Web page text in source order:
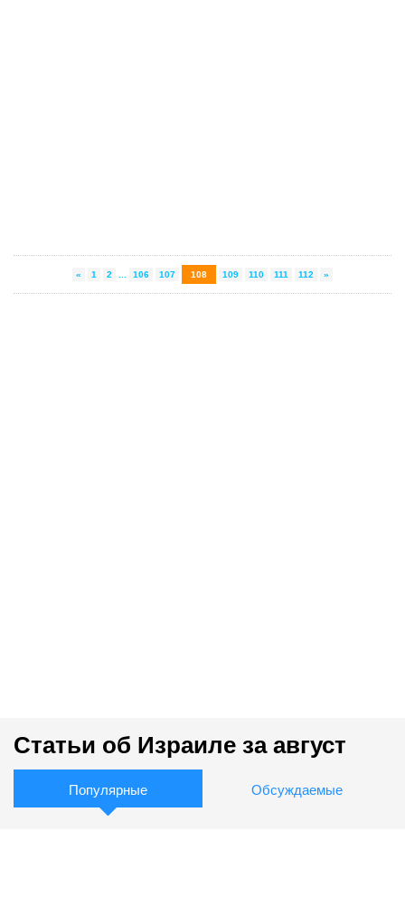
« 1 2 ... 106 107 108 109 110 111 112 »
Статьи об Израиле за август
Популярные Обсуждаемые